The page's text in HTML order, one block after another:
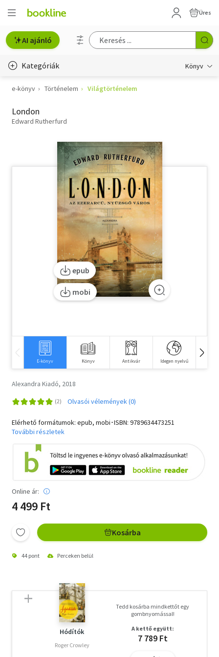
Üres
AI ajánló
Kategóriák Könyv
Életmód, egészség
Erotika
Hobbi, szabadidő
Szótár, nyelvkönyv
Tankönyv, segédkönyv
Társadalomtudomány
Természettudomány
e-könyv Történelem Világtörténelem
London
Edward Rutherfurd
epub
mobi
E-könyv Könyv Antikvár Idegen nyelvű
Alexandra Kiadó, 2018
Olvasói vélemények (0)
Elérhető formátumok: epub, mobi･ISBN: 9789634473251
További részletek
Online ár:
4 499 Ft
Kosárba
44 pont Perceken belül
Hódítók
Roger Crowley
Tedd kosárba mindkettőt egy
gombnyomással!
A kettő együtt:
7 789 Ft